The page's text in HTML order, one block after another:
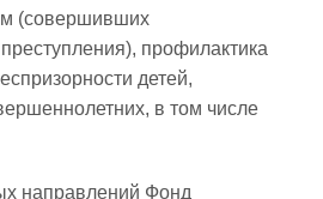
(совершивших
профилактика
детей,
в том числе
направлений Фонд